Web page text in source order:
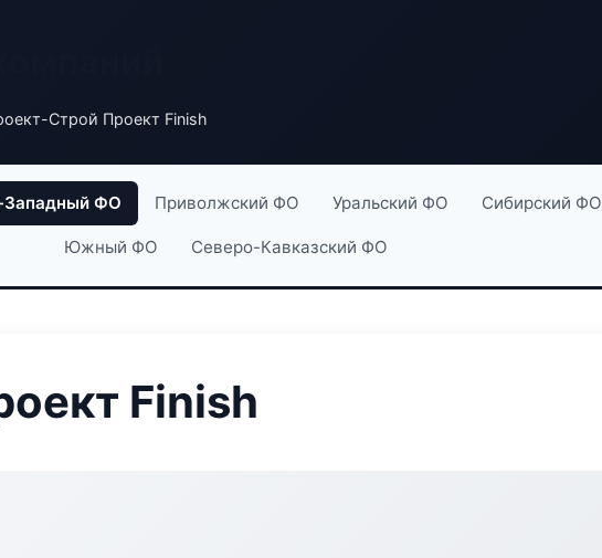
Строй Проект Finish
Западный ФО Приволжский ФО Уральский ФО Сибирский ФО
Южный ФО Северо-Кавказский ФО
Finish